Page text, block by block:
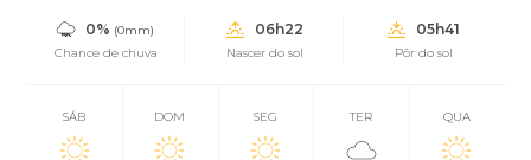
0% (0mm)
Chance de chuva
06h22
Nascer do sol
05h41
Pôr do sol
SÁB DOM SEG TER QUA